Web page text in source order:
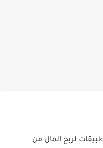
5 تطبيقات لربح المال من